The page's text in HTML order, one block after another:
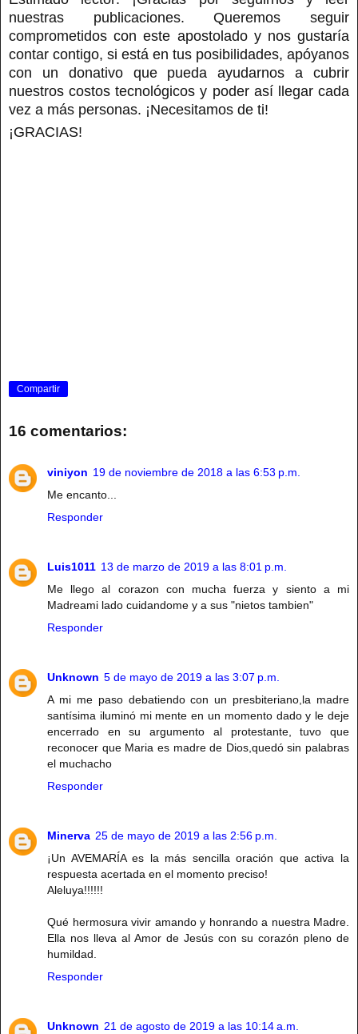
nuestras publicaciones. Queremos seguir
comprometidos con este apostolado y nos gustaría
contar contigo, si está en tus posibilidades, apóyanos
con un donativo que pueda ayudarnos a cubrir
nuestros costos tecnológicos y poder así llegar cada
vez a más personas. ¡Necesitamos de ti!
¡GRACIAS!
Compartir
16 comentarios:
viniyon 19 de noviembre de 2018 a las 6:53 p.m.
Me encanto...
Responder
Luis1011 13 de marzo de 2019 a las 8:01 p.m.
Me llego al corazon con mucha fuerza y siento a mi
Madreami lado cuidandome y a sus "nietos tambien"
Responder
Unknown 5 de mayo de 2019 a las 3:07 p.m.
A mi me paso debatiendo con un presbiteriano,la madre
santísima iluminó mi mente en un momento dado y le deje
encerrado en su argumento al protestante, tuvo que
reconocer que Maria es madre de Dios,quedó sin palabras
el muchacho
Responder
Minerva 25 de mayo de 2019 a las 2:56 p.m.
¡Un AVEMARÍA es la más sencilla oración que activa la
respuesta acertada en el momento preciso!
Aleluya!!!!!!
Qué hermosura vivir amando y honrando a nuestra Madre.
Ella nos lleva al Amor de Jesús con su corazón pleno de
humildad.
Responder
Unknown 21 de agosto de 2019 a las 10:14 a.m.